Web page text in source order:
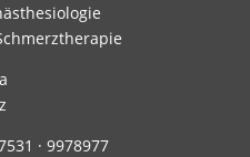
· 9978977